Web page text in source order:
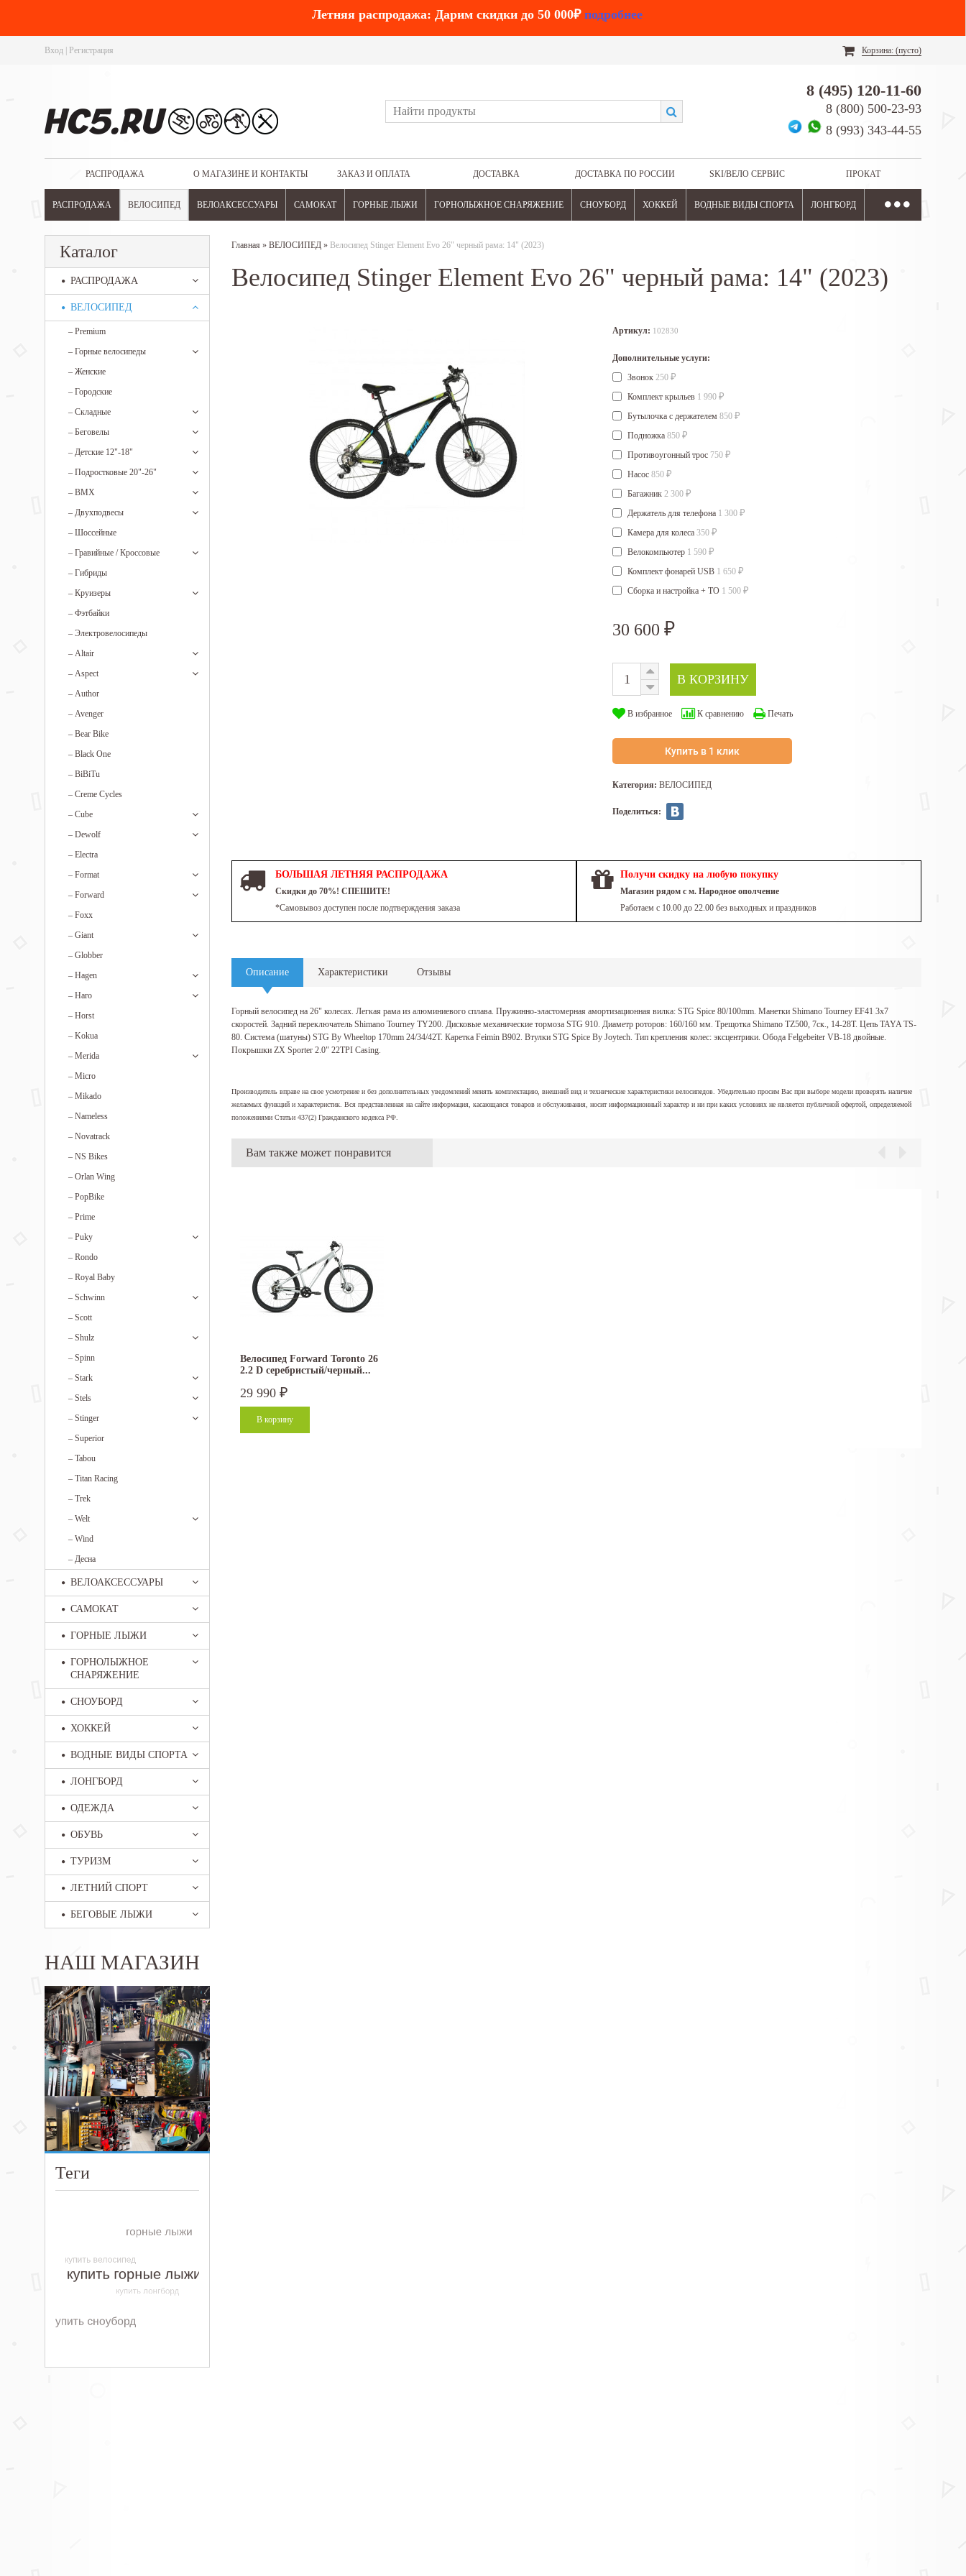
Летняя распродажа: Дарим скидки до 50 000₽ подробнее
Вход Регистрация Корзина: (пусто)
8 (495) 120-11-60
8 (800) 500-23-93
8 (993) 343-44-55
РАСПРОДАЖА О МАГАЗИНЕ И КОНТАКТЫ ЗАКАЗ И ОПЛАТА ДОСТАВКА ДОСТАВКА ПО РОССИИ SKI/ВЕЛО СЕРВИС ПРОКАТ
РАСПРОДАЖА ВЕЛОСИПЕД ВЕЛОАКСЕССУАРЫ САМОКАТ ГОРНЫЕ ЛЫЖИ ГОРНОЛЫЖНОЕ СНАРЯЖЕНИЕ СНОУБОРД ХОККЕЙ ВОДНЫЕ ВИДЫ СПОРТА ЛОНГБОРД
Каталог
РАСПРОДАЖА
ВЕЛОСИПЕД
– Premium
– Горные велосипеды
– Женские
– Городские
– Складные
– Беговелы
– Детские 12"-18"
– Подростковые 20"-26"
– BMX
– Двухподвесы
– Шоссейные
– Гравийные / Кроссовые
– Гибриды
– Круизеры
– Фэтбайки
– Электровелосипеды
– Altair
– Aspect
– Author
– Avenger
– Bear Bike
– Black One
– BiBiTu
– Creme Cycles
– Cube
– Dewolf
– Electra
– Format
– Forward
– Foxx
– Giant
– Globber
– Hagen
– Haro
– Horst
– Kokua
– Merida
– Micro
– Mikado
– Nameless
– Novatrack
– NS Bikes
– Orlan Wing
– PopBike
– Prime
– Puky
– Rondo
– Royal Baby
– Schwinn
– Scott
– Shulz
– Spinn
– Stark
– Stels
– Stinger
– Superior
– Tabou
– Titan Racing
– Trek
– Welt
– Wind
– Десна
ВЕЛОАКСЕССУАРЫ
САМОКАТ
ГОРНЫЕ ЛЫЖИ
ГОРНОЛЫЖНОЕ
СНАРЯЖЕНИЕ
СНОУБОРД
ХОККЕЙ
ВОДНЫЕ ВИДЫ СПОРТА
ЛОНГБОРД
ОДЕЖДА
ОБУВЬ
ТУРИЗМ
ЛЕТНИЙ СПОРТ
БЕГОВЫЕ ЛЫЖИ
НАШ МАГАЗИН
Теги
Главная » ВЕЛОСИПЕД » Велосипед Stinger Element Evo 26" черный рама: 14" (2023)
Велосипед Stinger Element Evo 26" черный рама: 14" (2023)
Артикул: 102830
Дополнительные услуги:
Звонок 250 ₽
Комплект крыльев 1 990 ₽
Бутылочка с держателем 850 ₽
Подножка 850 ₽
Противоугонный трос 750 ₽
Насос 850 ₽
Багажник 2 300 ₽
Держатель для телефона 1 300 ₽
Камера для колеса 350 ₽
Велокомпьютер 1 590 ₽
Комплект фонарей USB 1 650 ₽
Сборка и настройка + ТО 1 500 ₽
30 600 ₽
В избранное К сравнению Печать
Купить в 1 клик
Категория: ВЕЛОСИПЕД
Поделиться:
БОЛЬШАЯ ЛЕТНЯЯ РАСПРОДАЖА
Скидки до 70%! СПЕШИТЕ!
*Самовывоз доступен после подтверждения заказа
Получи скидку на любую покупку
Магазин рядом с м. Народное ополчение
Работаем с 10.00 до 22.00 без выходных и праздников
Описание Характеристики Отзывы
Горный велосипед на 26" колесах. Легкая рама из алюминиевого сплава. Пружинно-эластомерная амортизационная вилка: STG Spice 80/100mm. Манетки Shimano Tourney EF41 3x7
скоростей. Задний переключатель Shimano Tourney TY200. Дисковые механические тормоза STG 910. Диаметр роторов: 160/160 мм. Трещотка Shimano TZ500, 7ск., 14-28T. Цепь TAYA TS-
80. Система (шатуны) STG By Wheeltop 170mm 24/34/42T. Каретка Feimin B902. Втулки STG Spice By Joytech. Тип крепления колес: эксцентрики. Обода Felgebeiter VB-18 двойные.
Покрышки ZX Sporter 2.0" 22TPI Casing.
Производитель вправе на свое усмотрение и без дополнительных уведомлений менять комплектацию, внешний вид и технические характеристики велосипедов. Убедительно просим Вас при выборе модели проверять наличие
желаемых функций и характеристик. Вся представленная на сайте информация, касающаяся товаров и обслуживания, носит информационный характер и ни при каких условиях не является публичной офертой, определяемой
положениями Статьи 437(2) Гражданского кодекса РФ.
Вам также может понравится
Велосипед Forward Toronto 26
2.2 D серебристый/черный...
29 990 ₽